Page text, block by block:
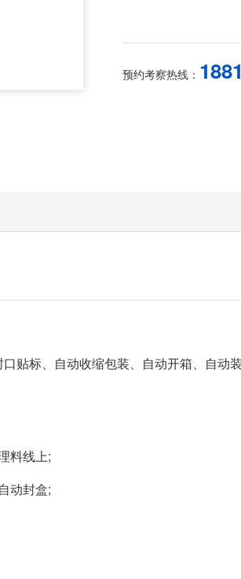
预约考察热线：
贴标、自动收缩包装、自动开箱、自动
料线上;
动封盒;